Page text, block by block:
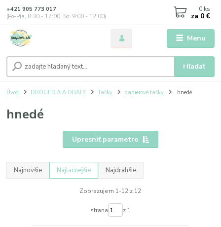
Menu
Hľadať
+421 905 773 017
(Po-Pia, 8:30 - 17:00, So: 9:00 - 12:00)
0 ks
za 0 €
Úvod DROGÉRIA A OBALY Tašky papierové tašky hnedé
hnedé
Upresniť parametre
Najnovšie Najlacnejšie Najdrahšie
Zobrazujem 1-12 z 12
strana z 1